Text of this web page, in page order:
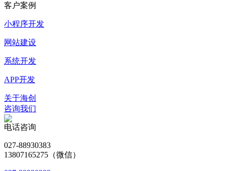
客户案例
小程序开发
网站建设
系统开发
APP开发
关于海创
咨询我们
电话咨询
027-88930383
13807165275（微信）